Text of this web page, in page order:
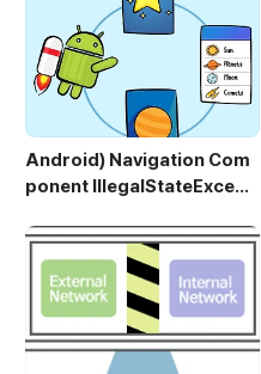
방법입니다. 참고로 minSdkVesri..
Android) Navigation Com
ponent IllegalStateExcepti
tion 예외